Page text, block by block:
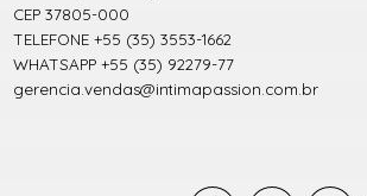
CEP 37805-000
TELEFONE +55 (35) 3553-1662
WHATSAPP +55 (35) 92279-77
gerencia.vendas@intimapassion.com.br